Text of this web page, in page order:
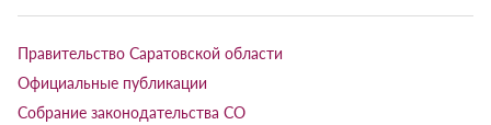
Правительство Саратовской области
Официальные публикации
Собрание законодательства СО